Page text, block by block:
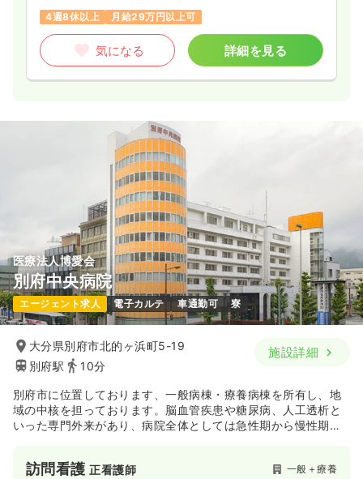
4週8休以上
月給29万円以上可
気になる 詳細を見る
医療法人博愛会
別府中央病院
エージェント求人 電子カルテ 車通勤可 寮
大分県別府市北的ヶ浜町5-19
別府駅
10分
施設詳細
別府市に位置しております、一般病棟・療養病棟を所有し、地
域の中核を担っております。脳血管疾患や糖尿病、人工透析と
いった専門外来があり、病院全体としては急性期から慢性期、
訪問看護正看護師 一般＋療養